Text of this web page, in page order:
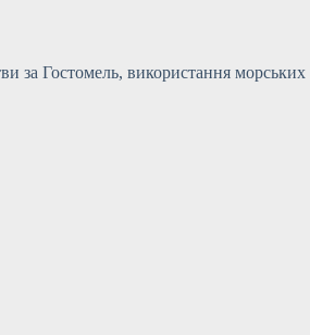
за Гостомель, використання морських